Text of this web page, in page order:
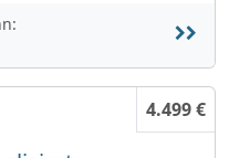
4.499 €